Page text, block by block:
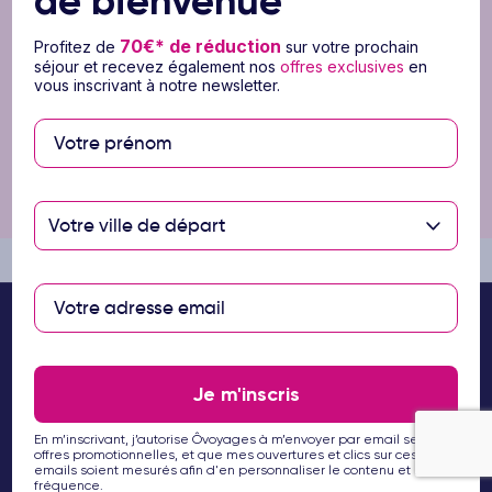
réduction
sur votre prochain voyage.
En m’inscrivant, j’autorise Ôvoyages à m’envoyer par email ses offres
Profitez de 70€* de réduction sur votre prochain
séjour et recevez également nosoffres exclusives en
vous inscrivant à notre newsletter.
Votre ville de départ
Je m'inscris
En m’inscrivant, j’autorise Ôvoyages à m’envoyer par email ses
offres promotionnelles, et que mes ouvertures et clics sur ces
emails soient mesurés afin d'en personnaliser le contenu et la
fréquence.